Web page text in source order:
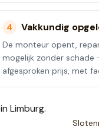
4 Vakkundig
De monteur opent,
mogelijk zonder schade
afgesproken prijs, met
in Limburg.